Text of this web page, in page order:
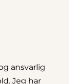
ansvarlig
Jeg har